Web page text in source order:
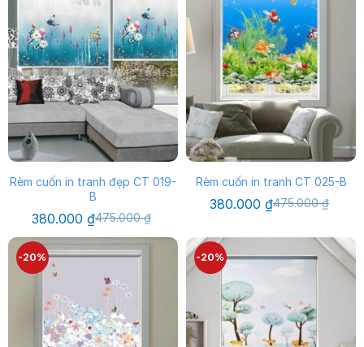
Rèm cuốn in tranh đẹp CT 019-
B
475.000₫
Giá
gốc
là:
475.000 ₫.
380.000 ₫Giá
hiện
tại
là:
Rèm cuốn in tranh CT 025-B
475.000₫
Giá
gốc
475.000 ₫.
380.000 ₫Giá
hiện
là:
380.000 ₫.
-20% -20%